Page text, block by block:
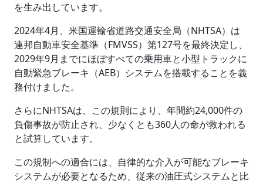
を生み出しています。
2024年4月、米国運輸省道路交通安全局（NHTSA）は
連邦自動車安全基準（FMVSS）第127号を最終決定し、
2029年9月までにほぼすべての乗用車と小型トラックに
自動緊急ブレーキ（AEB）システムを搭載することを義
務付けました。
さらにNHTSAは、この規則により、年間約24,000件の
負傷事故が防止され、少なくとも360人の命が救われる
と試算しています。
この規制への適合には、自律的な介入が可能なブレーキ
システムが必要となるため、従来の油圧式システムと比